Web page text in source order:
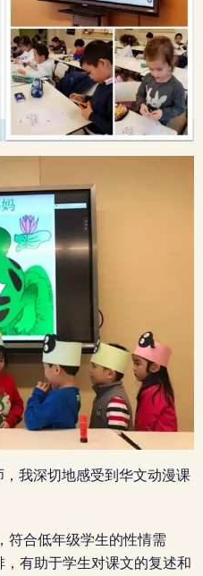
我深切地感受到华文动漫课
合低年级学生的性情需
有助于学生对课文的复述和